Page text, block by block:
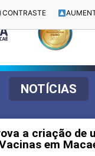
CONTRASTE
NOTÍCIAS
a criação de
em